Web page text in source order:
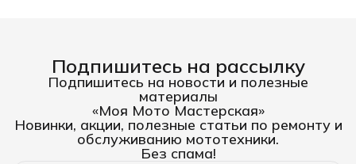
Подпишитесь на рассылку
Подпишитесь на новости и полезные
материалы
«Моя Мото Мастерская»
Новинки, акции, полезные статьи по ремонту и
обслуживанию мототехники.
Без спама!